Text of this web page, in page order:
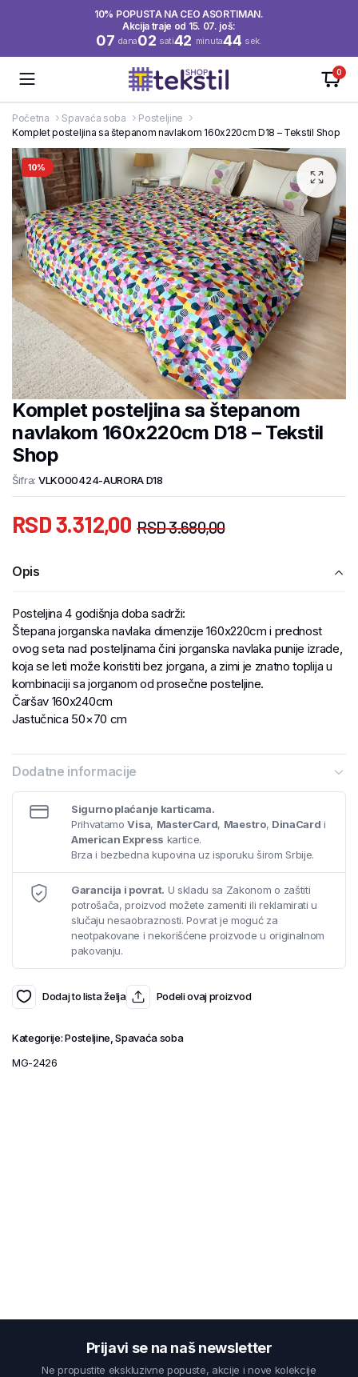
10% POPUSTA NA CEO ASORTIMAN.
Akcija traje od 15. 07. još:
07 dana02 sati42 minuta44 sek.
0
Početna Spavaća soba
Posteljine
Komplet posteljina sa štepanom navlakom 160x220cm D18 – Tekstil Shop
10%
Komplet posteljina sa štepanom
navlakom 160x220cm D18 – Tekstil
Shop
Šifra: VLK000424-AURORA D18
RSD3.680,00
RSD3.312,00
Opis
Posteljina 4 godišnja doba sadrži:
Štepana jorganska navlaka dimenzije 160x220cm i prednost
ovog seta nad posteljinama čini jorganska navlaka punije izrade,
koja se leti može koristiti bez jorgana, a zimi je znatno toplija u
kombinaciji sa jorganom od prosečne posteljine.
Čaršav 160x240cm
Jastučnica 50×70 cm
Dodatne informacije
Sigurno plaćanje karticama.
PrihvatamoVisa, MasterCard, Maestro, DinaCard i
American Express kartice.
Brza i bezbedna kupovina uz isporuku širom Srbije.
Garancija i povrat. U skladu sa Zakonom o zaštiti
potrošača, proizvod možete zameniti ili reklamirati u
slučaju nesaobraznosti. Povrat je moguć za
neotpakovane i nekorišćene proizvode u originalnom
pakovanju.
Dodaj to lista želja Podeli ovaj proizvod
Kategorije:Posteljine ,Spavaća soba
MG-2426
Prijavi se na naš newsletter
Ne propustite ekskluzivne popuste, akcije i nove kolekcije